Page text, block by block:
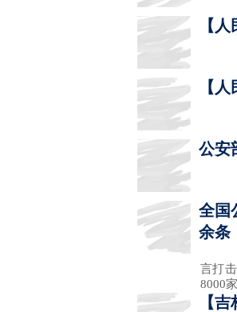
【
近
【
7
公安
全
全国
余条
公安
言打
8000
【